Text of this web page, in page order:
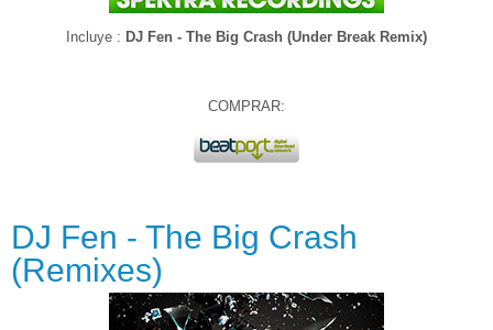
Incluye : DJ Fen - The Big Crash (Under Break Remix)
COMPRAR:
DJ Fen - The Big Crash
(Remixes)